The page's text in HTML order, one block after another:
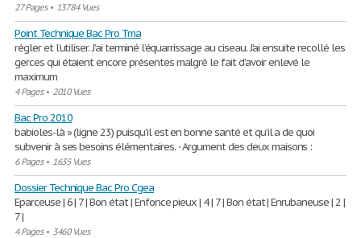
27 Pages• 13784 Vues
Point Technique Bac Pro Tma
régler et l’utiliser. J’ai terminé l’équarrissage au ciseau. J’ai ensuite recollé les
gerces qui étaient encore présentes malgré le fait d’avoir enlevé le
maximum
4 Pages• 2010 Vues
Bac Pro 2010
babioles-là » (ligne 23) puisqu’il est en bonne santé et qu’il a de quoi
subvenir à ses besoins élémentaires. ⋅ Argument des deux maisons :
6 Pages• 1635 Vues
Dossier Technique Bac Pro Cgea
Eparceuse | 6 | 7 | Bon état | Enfonce pieux | 4 | 7 | Bon état | Enrubaneuse | 2 |
7 |
4 Pages• 3460 Vues